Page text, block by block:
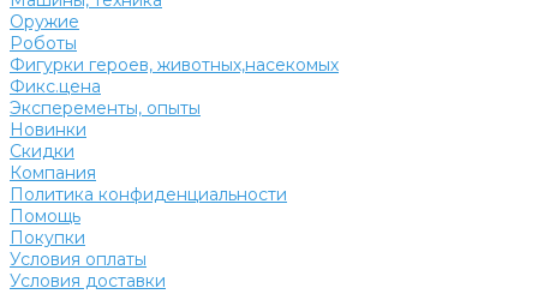
Оружие
Роботы
Фигурки героев, животных,насекомых
Фикс.цена
Эксперементы, опыты
Новинки
Скидки
Компания
Политика конфиденциальности
Помощь
Покупки
Условия оплаты
Условия доставки